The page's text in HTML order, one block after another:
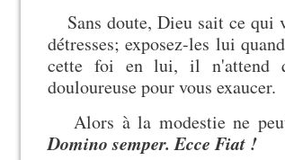
Sans doute, Dieu sait ce qui
détresses; exposez-les lui
cette foi en lui, il n'attend
douloureuse pour vous exaucer.
Alors à la modestie ne
Domino semper. Ecce Fiat !